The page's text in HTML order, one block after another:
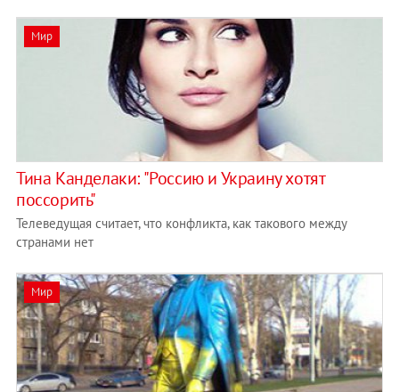
Мир
Тина Канделаки: "Россию и Украину хотят
поссорить"
Телеведущая считает, что конфликта, как такового между
странами нет
Мир